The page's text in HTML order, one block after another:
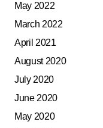
May 2022
March 2022
April 2021
August 2020
July 2020
June 2020
May 2020